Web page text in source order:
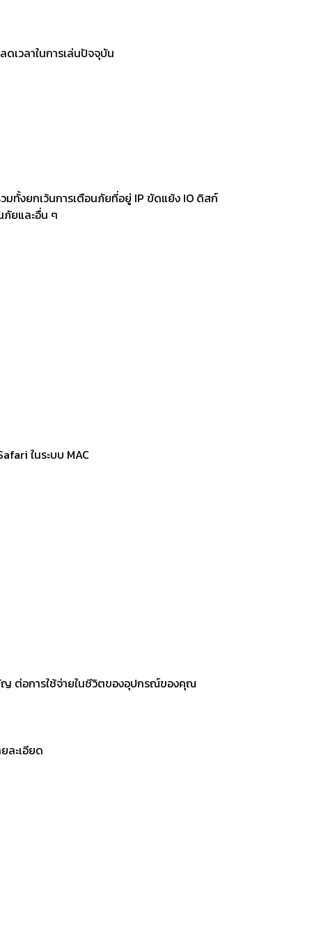
เวลาในการเล่นปัจจุบัน
ทั้งยกเว้นการเตือนภัยที่อยู่ IP ขัดแย้ง IO ดิสก์
ยและอื่น ๆ
ในระบบ MAC
ญ ต่อการใช้จ่ายในชีวิตของอุปกรณ์ของคุณ
ละเอียด